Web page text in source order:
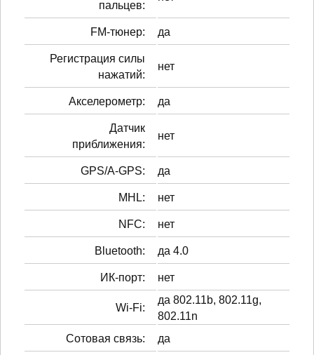
пальцев:
FM-тюнер: да
Регистрация силы
нажатий:
нет
Акселерометр: да
Датчик
приближения:
нет
GPS/A-GPS: да
MHL: нет
NFC: нет
Bluetooth: да 4.0
ИК-порт: нет
Wi-Fi:
да 802.11b, 802.11g,
802.11n
Сотовая связь:
да